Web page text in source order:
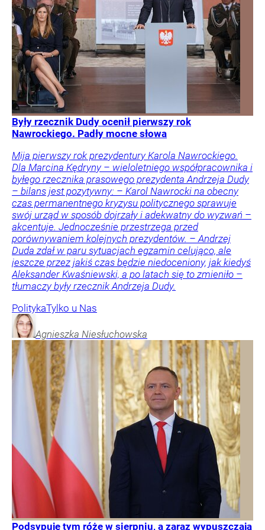
Były rzecznik Dudy ocenił pierwszy rok
Nawrockiego. Padły mocne słowa
Mija pierwszy rok prezydentury Karola Nawrockiego.
Dla Marcina Kędryny – wieloletniego współpracownika i
byłego rzecznika prasowego prezydenta Andrzeja Dudy
– bilans jest pozytywny: – Karol Nawrocki na obecny
czas permanentnego kryzysu politycznego sprawuje
swój urząd w sposób dojrzały i adekwatny do wyzwań –
akcentuje. Jednocześnie przestrzega przed
porównywaniem kolejnych prezydentów. – Andrzej
Duda zdał w paru sytuacjach egzamin celująco, ale
jeszcze przez jakiś czas będzie niedoceniony, jak kiedyś
Aleksander Kwaśniewski, a po latach się to zmieniło –
tłumaczy były rzecznik Andrzeja Dudy.
PolitykaTylko u Nas
Agnieszka Niesłuchowska
Podsypuję tym róże w sierpniu, a zaraz wypuszczają